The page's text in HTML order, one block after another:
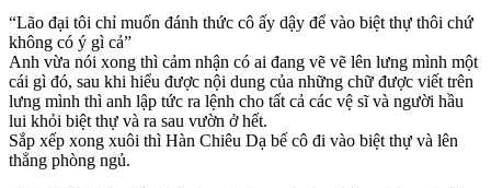
“Lão đại tôi chỉ muốn đánh thức cô ấy dậy để vào biệt thự thôi chứ
không có ý gì cả”
Anh vừa nói xong thì cảm nhận có ai đang vẽ vẽ lên lưng mình một
cái gì đó, sau khi hiểu được nội dung của những chữ được viết trên
lưng mình thì anh lập tức ra lệnh cho tất cả các vệ sĩ và người hầu
lui khỏi biệt thự và ra sau vườn ở hết.
Sắp xếp xong xuôi thì Hàn Chiêu Dạ bế cô đi vào biệt thự và lên
thẳng phòng ngủ.